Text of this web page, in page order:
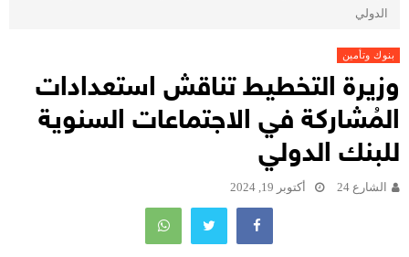
الدولي
بنوك وتأمين
وزيرة التخطيط تناقش استعدادات
المُشاركة في الاجتماعات السنوية
للبنك الدولي
الشارع 24 أكتوبر 19, 2024